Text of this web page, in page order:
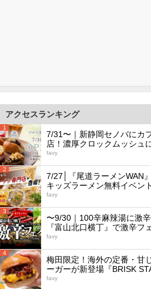
アクセスランキング
1
7/31〜｜新静岡セノバにカ
店！濃厚クロックムッシュ
favy
2
7/27│『尾道ラーメンWAN
キッズラーメン無料イベン
favy
3
〜9/30｜100辛麻辣湯に激
『富山北口横丁』で激辛フ
favy
4
梅田限定！海外の定番・甘
ーガーが新登場『BRISK
favy